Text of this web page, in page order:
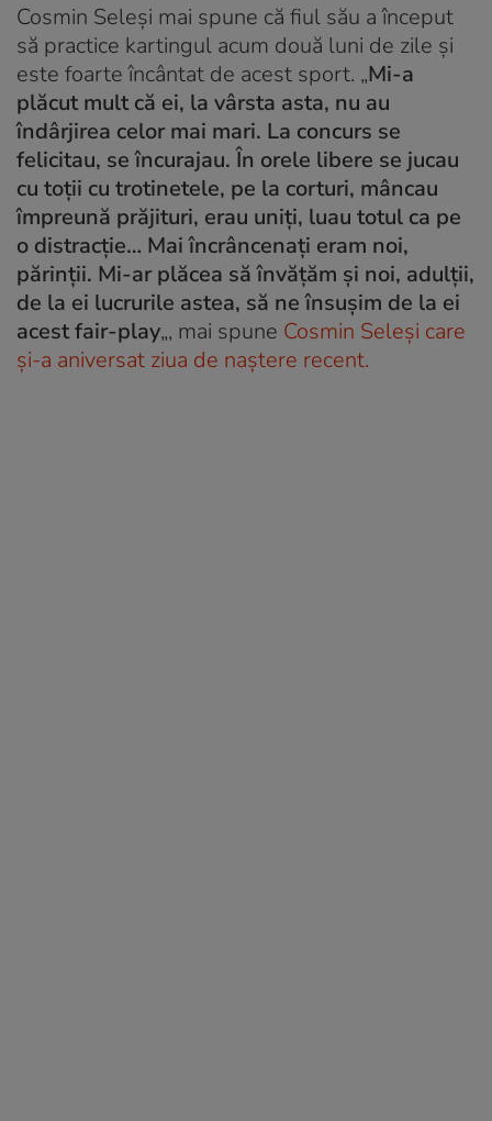
Cosmin Seleşi mai spune că fiul său a început
să practice kartingul acum două luni de zile şi
este foarte încântat de acest sport. „Mi-a
plăcut mult că ei, la vârsta asta, nu au
îndârjirea celor mai mari. La concurs se
felicitau, se încurajau. În orele libere se jucau
cu toţii cu trotinetele, pe la corturi, mâncau
împreună prăjituri, erau uniţi, luau totul ca pe
o distracţie… Mai încrâncenaţi eram noi,
părinţii. Mi-ar plăcea să învăţăm şi noi, adulţii,
de la ei lucrurile astea, să ne însuşim de la ei
acest fair-play„, mai spune Cosmin Seleși care
și-a aniversat ziua de naștere recent.